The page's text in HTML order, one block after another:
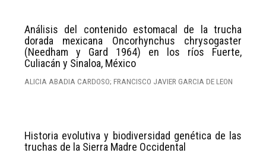
Análisis del contenido estomacal de la trucha
dorada mexicana Oncorhynchus chrysogaster
(Needham y Gard 1964) en los ríos Fuerte,
Culiacán y Sinaloa, México
ALICIA ABADIA CARDOSO; FRANCISCO JAVIER GARCIA DE LEON
Historia evolutiva y biodiversidad genética de las
truchas de la Sierra Madre Occidental